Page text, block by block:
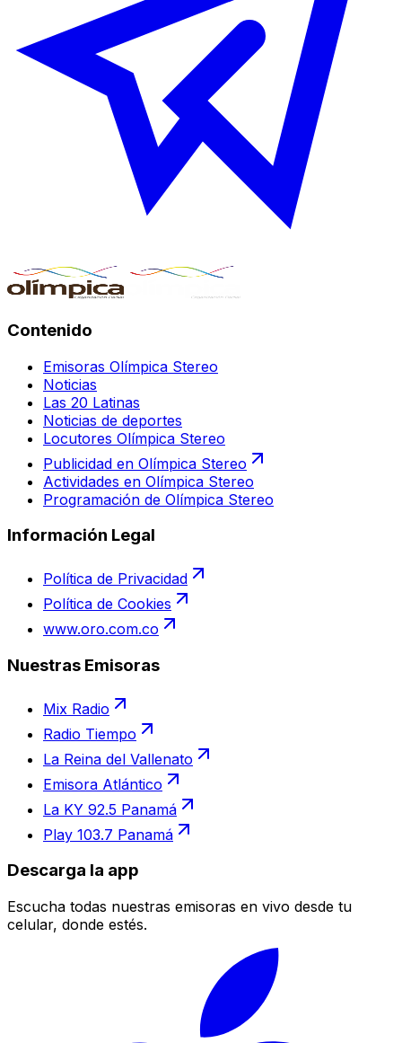
Contenido
Emisoras Olímpica Stereo
Noticias
Las 20 Latinas
Noticias de deportes
Locutores Olímpica Stereo
Publicidad en Olímpica Stereo
Actividades en Olímpica Stereo
Programación de Olímpica Stereo
Información Legal
Política de Privacidad
Política de Cookies
www.oro.com.co
Nuestras Emisoras
Mix Radio
Radio Tiempo
La Reina del Vallenato
Emisora Atlántico
La KY 92.5 Panamá
Play 103.7 Panamá
Descarga la app
Escucha todas nuestras emisoras en vivo desde tu
celular, donde estés.